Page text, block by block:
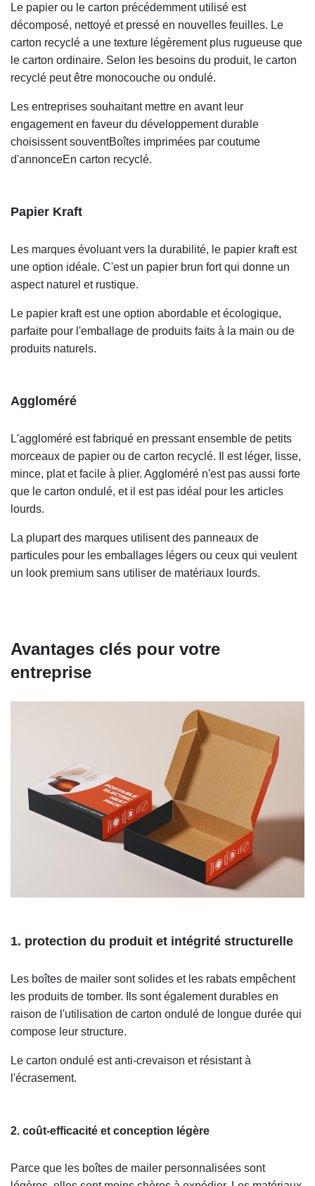
Le papier ou le carton précédemment utilisé est
décomposé, nettoyé et pressé en nouvelles feuilles. Le
carton recyclé a une texture légèrement plus rugueuse que
le carton ordinaire. Selon les besoins du produit, le carton
recyclé peut être monocouche ou ondulé.
Les entreprises souhaitant mettre en avant leur
engagement en faveur du développement durable
choisissent souventBoîtes imprimées par coutume
d'annonceEn carton recyclé.
Papier Kraft
Les marques évoluant vers la durabilité, le papier kraft est
une option idéale. C'est un papier brun fort qui donne un
aspect naturel et rustique.
Le papier kraft est une option abordable et écologique,
parfaite pour l'emballage de produits faits à la main ou de
produits naturels.
Aggloméré
L'aggloméré est fabriqué en pressant ensemble de petits
morceaux de papier ou de carton recyclé. Il est léger, lisse,
mince, plat et facile à plier. Aggloméré n'est pas aussi forte
que le carton ondulé, et il est pas idéal pour les articles
lourds.
La plupart des marques utilisent des panneaux de
particules pour les emballages légers ou ceux qui veulent
un look premium sans utiliser de matériaux lourds.
Avantages clés pour votre
entreprise
1. protection du produit et intégrité structurelle
Les boîtes de mailer sont solides et les rabats empêchent
les produits de tomber. Ils sont également durables en
raison de l'utilisation de carton ondulé de longue durée qui
compose leur structure.
Le carton ondulé est anti-crevaison et résistant à
l'écrasement.
2. coût-efficacité et conception légère
Parce que les boîtes de mailer personnalisées sont